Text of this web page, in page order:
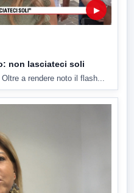
▶
non lasciateci soli
a rendere noto il flash...